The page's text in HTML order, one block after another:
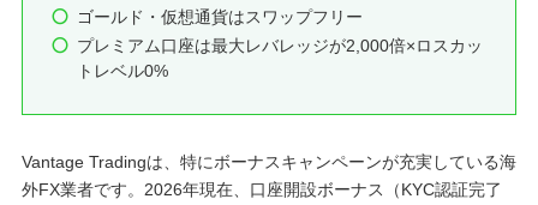
ゴールド・仮想通貨はスワップフリー
プレミアム口座は最大レバレッジが2,000倍×ロスカッ
トレベル0%
Vantage Tradingは、特にボーナスキャンペーンが充実している海
外FX業者です。2026年現在、口座開設ボーナス（KYC認証完了